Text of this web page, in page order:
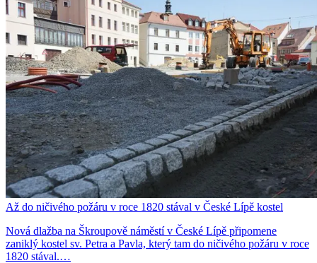
Až do ničivého požáru v roce 1820 stával v České Lípě kostel
Nová dlažba na Škroupově náměstí v České Lípě připomene
zaniklý kostel sv. Petra a Pavla, který tam do ničivého požáru v roce
1820 stával.…